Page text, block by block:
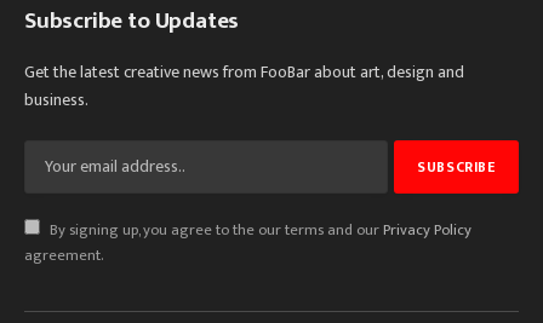
Subscribe to Updates
Get the latest creative news from FooBar about art, design and
business.
By signing up, you agree to the our terms and ourPrivacy Policy
agreement.